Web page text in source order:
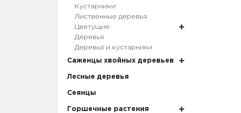
Кустарники
Лиственные деревья
Цветущие
Деревья
Деревья и кустарники
Саженцы хвойных деревьев
Лесные деревья
Сеянцы
Горшечные растения